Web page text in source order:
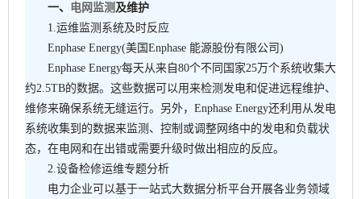
一、
电网监测 及维护
1.运维监测系统及时反应
Enphase Energy(美国Enphase 能源股份有限公司)
Enphase Energy每天从来自80个不同国家25万个系统收集大
约2.5TB的数据。这些数据可以用来检测发电和促进远程维护、
维修来确保系统无缝运行。另外，Enphase Energy还利用从发电
系统收集到的数据来监测、控制或调整网络中的发电和负载状
态，在电网和在出错或需要升级时做出相应的反应。
2.设备检修运维专题分析
电力企业可以基于一站式大数据分析平台开展各业务领域